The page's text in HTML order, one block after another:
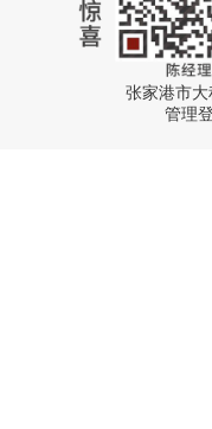
张家港市
管理